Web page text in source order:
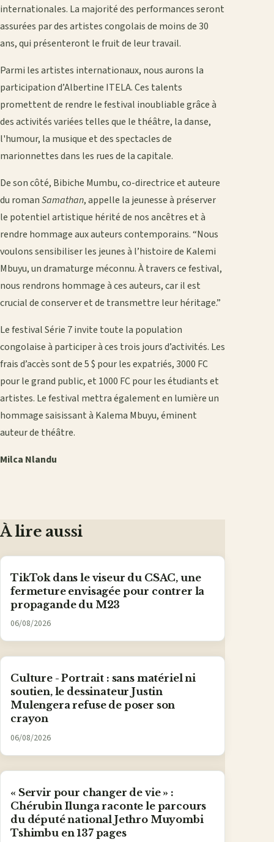
internationales. La majorité des performances seront
assurées par des artistes congolais de moins de 30
ans, qui présenteront le fruit de leur travail.
Parmi les artistes internationaux, nous aurons la
participation d’Albertine ITELA. Ces talents
promettent de rendre le festival inoubliable grâce à
des activités variées telles que le théâtre, la danse,
l'humour, la musique et des spectacles de
marionnettes dans les rues de la capitale.
De son côté, Bibiche Mumbu, co-directrice et auteure
du romanSamathan, appelle la jeunesse à préserver
le potentiel artistique hérité de nos ancêtres et à
rendre hommage aux auteurs contemporains. “Nous
voulons sensibiliser les jeunes à l’histoire de Kalemi
Mbuyu, un dramaturge méconnu. À travers ce festival,
nous rendrons hommage à ces auteurs, car il est
crucial de conserver et de transmettre leur héritage.”
Le festival Série 7 invite toute la population
congolaise à participer à ces trois jours d’activités. Les
frais d’accès sont de 5 $ pour les expatriés, 3000 FC
pour le grand public, et 1000 FC pour les étudiants et
artistes. Le festival mettra également en lumière un
hommage saisissant à Kalema Mbuyu, éminent
auteur de théâtre.
Milca Nlandu
À lire aussi
TikTok dans le viseur du CSAC, une
fermeture envisagée pour contrer la
propagande du M23
06/08/2026
Culture - Portrait : sans matériel ni
soutien, le dessinateur Justin
Mulengera refuse de poser son
crayon
06/08/2026
« Servir pour changer de vie » :
Chérubin Ilunga raconte le parcours
du député national Jethro Muyombi
Tshimbu en 137 pages